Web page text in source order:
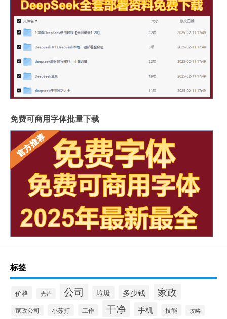
免费可商用字体批量下载
标签
价格 光芒 公司 垃圾 多少钱 家政
家政公司 小苏打 工作 干净 手机 技能 攻略